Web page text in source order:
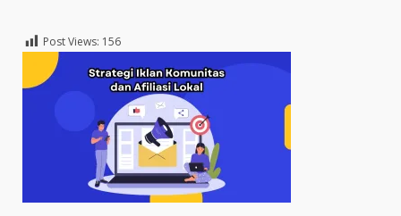
Post Views: 156